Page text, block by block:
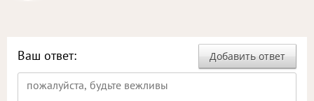
Добавить ответ
Ваш ответ: